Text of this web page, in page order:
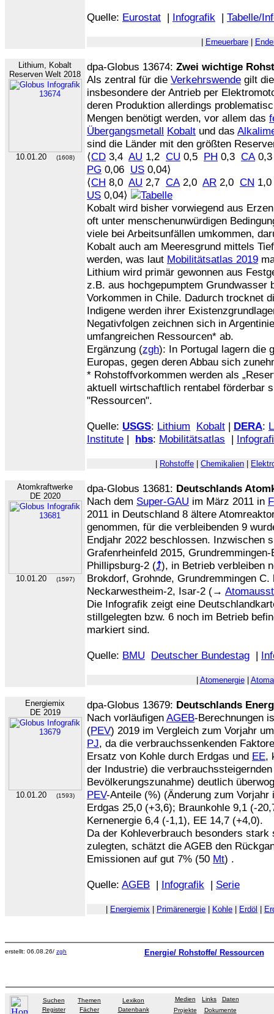
Quelle: Eurostat | Infografik | Tabelle/
Erneuerbare|
Lithium, Kobalt
Reserven Welt 2018
10.01.20 (1608)
dpa-Globus 13674: Zwei wichtige
Als zentral für die Verkehrswende gilt
insbesondere der Antrieb per
deren Produktion allerdings
Mengen benötigt werden, vor allem das
Übergangsmetall Kobalt und das
sind die Länder mit den größten
⟨CD 3,4 AU 1,2 CU 0,5 PH 0,3 CA
PG 0,06 US 0,04⟩
⟨CH 8,0 AU 2,7 CA2,0 AR 2,0 CN
US 0,04⟩
Kobalt wird bisher vorwiegend aus
oft unter menschenunwürdigen
viele bei Arbeitsunfällen umkommen,
Kobalt auch am Meeresgrund mittels
werden, was laut Mobilitätsatlas 2019
Lithium wird primär gewonnen aus
z.B. aus hochgepumptem Grundwasser
Vorkommen in Chile. Dadurch trocknet
Indigene werden ihrer
Negativfolgen zeichnen sich in
umfangreichen Ressourcen* ab.
Ergänzung (zgh): In Portugal lagern die
Europas, gegen deren Abbau sich
* Rohstoffvorkommen werden als
aktuell wirtschaftlich rentabel förderbar
"Ressourcen".
Quelle: USGS: Lithium Kobalt | DERA:
Institute | hbs: Mobilitätsatlas |
Rohstoffe Chemikalien
Atomkraftwerke
DE 2020
10.01.20 (1597)
dpa-Globus 13681: Deutschlands
Nach dem Super-GAU im März 2011 in
2011 in Deutschland 8 ältere
genommen, für die verbleibenden 9
Endjahr 2022 beschlossen. Inzwischen
Grafenrheinfeld 2015,
Phillipsburg-2 (⤴), in Betrieb verbleiben
Brokdorf, Grohnde, Grundremmingen C.
Neckarwestheim-2, Isar-2 (→
Die Infografik zeigt eine
stillgelegten bzw. 6 noch im Betrieb
markiert sind.
Quelle: BMU Deutscher Bundestag |
Atomenergie|
Energiemix
DE 2019
10.01.20 (1593)
dpa-Globus 13679: Deutschlands
Nach vorläufigen AGEB-Berechnungen
(PEV) 2019 im Vergleich zum Vorjahr
PJ, da die verbrauchssenkenden
Ersatz von Kohle durch Erdgas und EE,
der Industrie) die
Bevölkerungszunahme) deutlich
PEV-Anteile (%) (Änderung zum
Erdgas 25,0 (+3,6); Braunkohle 9,1 (-
Kernenergie 6,4 (-1,1), EE 14,7 (+4,0).
Da der Kohleverbrauch besonders
zulegten, schätzt die AGEB den
Emissionen auf gut 7% (50 Mt) .
Quelle: AGEB | Infografik | Serie
Energiemix Primärenergie Kohle Erdöl
erstellt: 06.08.26/ zgh Energie/ Rohstoffe/ Ressourcen
Suchen Themen
Lexikon
Register
Fächer Datenbank
Medien Links
Daten
Projekte
Dokumente